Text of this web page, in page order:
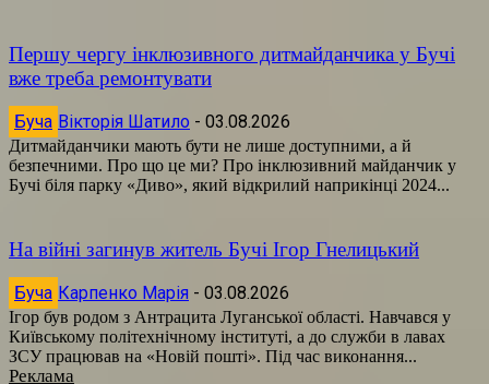
Першу чергу інклюзивного дитмайданчика у Бучі
вже треба ремонтувати
Буча Вікторія Шатило - 03.08.2026
Дитмайданчики мають бути не лише доступними, а й
безпечними. Про що це ми? Про інклюзивний майданчик у
Бучі біля парку «Диво», який відкрилий наприкінці 2024...
На війні загинув житель Бучі Ігор Гнелицький
Буча Карпенко Марія - 03.08.2026
Ігор був родом з Антрацита Луганської області. Навчався у
Київському політехнічному інституті, а до служби в лавах
ЗСУ працював на «Новій пошті». Під час виконання...
Реклама